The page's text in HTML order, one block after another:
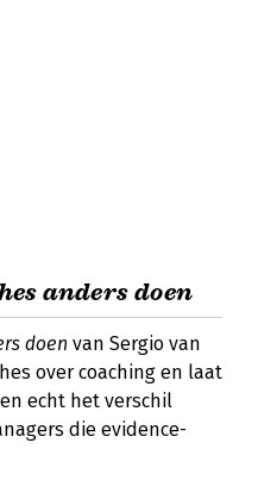
anders doen
doen van Sergio van
over coaching en laat
echt het verschil
die evidence-